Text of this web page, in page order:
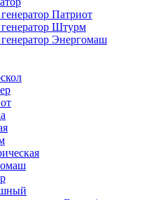
Патриот
Штурм
Энергомаш